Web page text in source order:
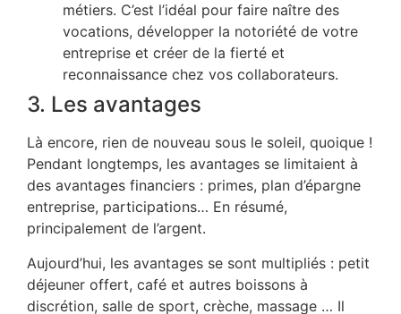
métiers. C’est l’idéal pour faire naître des
vocations, développer la notoriété de votre
entreprise et créer de la fierté et
reconnaissance chez vos collaborateurs.
3. Les avantages
Là encore, rien de nouveau sous le soleil, quoique !
Pendant longtemps, les avantages se limitaient à
des avantages financiers : primes, plan d’épargne
entreprise, participations… En résumé,
principalement de l’argent.
Aujourd’hui, les avantages se sont multipliés : petit
déjeuner offert, café et autres boissons à
discrétion, salle de sport, crèche, massage … Il